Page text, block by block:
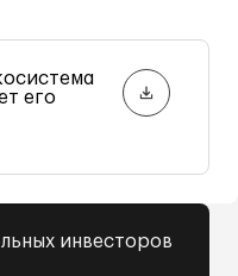
его
инвесторов